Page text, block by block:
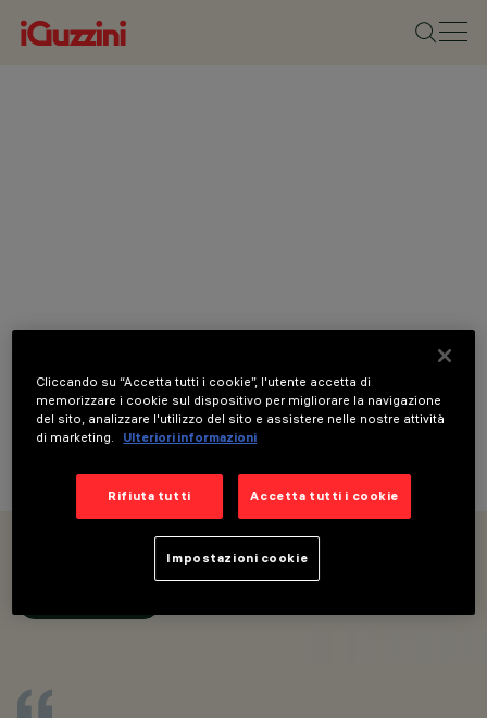
CATEGORIE
Cliccando su “Accetta tutti i cookie”, l'utente accetta di
memorizzare i cookie sul dispositivo per migliorare la navigazione
del sito, analizzare l'utilizzo del sito e assistere nelle nostre attività
di marketing.
Ulteriori informazioni
Rifiuta tutti Accetta tutti i cookie
Impostazioni cookie